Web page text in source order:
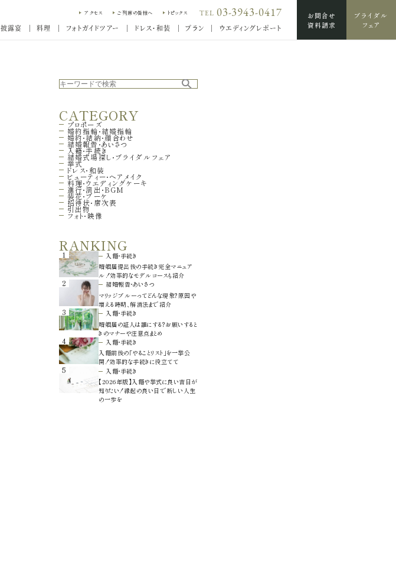
アクセス ご列席の皆様へ トピックス TEL 03-3943-0417
披露宴 料理 フォトガイドツアー ドレス・和装 プラン ウエディングレポート
お問合せ
資料請求
ブライダル
フェア
CATEGORY
プロポーズ
婚約指輪・結婚指輪
婚約・結納・顔合わせ
結婚報告・あいさつ
入籍・手続き
結婚式場探し・ブライダルフェア
挙式
ドレス・和装
ビューティー・ヘアメイク
料理・ウエディングケーキ
進行・演出・BGM
装花・ブーケ
招待状・席次表
引出物
フォト・映像
RANKING
1
入籍・手続き
婚姻届提出後の手続き完全マニュア
ル！効率的なモデルコースも紹介
2
結婚報告・あいさつ
マリッジブルーってどんな現象？原因や
増える時期、解消法まで紹介
3
入籍・手続き
婚姻届の証人は誰にする？お願いすると
きのマナーや注意点まとめ
4
入籍・手続き
入籍前後の「やることリスト」を一挙公
開！効率的な手続きに役立てて
5
入籍・手続き
【2026年版】入籍や挙式に良い吉日が
知りたい！縁起の良い日で新しい人生
の一歩を